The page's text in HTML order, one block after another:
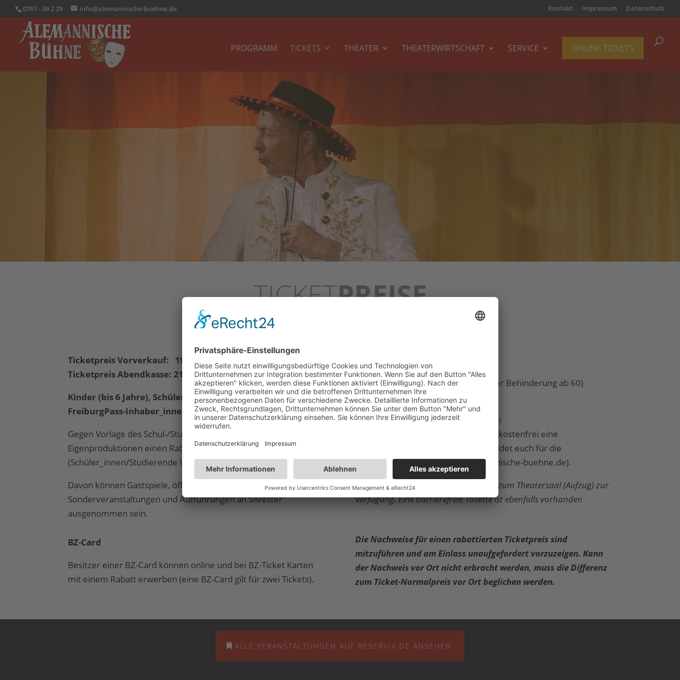
0761 - 39 2 29 info@alemannische-buehne.de Kontakt Impressum Datenschutz
PROGRAMM TICKETS THEATER THEATERWIRTSCHAFT SERVICE ONLINE TICKETS
TICKETPREISE
und Ermäßigungen
Ticketpreis Vorverkauf: 19,50 €
Ticketpreis Abendkasse: 21,00 €
Kinder (bis 6 Jahre), Schüler_innen, Studierende,
FreiburgPass-Inhaber_innen
Gegen Vorlage des Schul-/Studierendenausweises gibt es auf alle
Eigenproduktionen einen Rabatt auf den regulären Kartenpreis
(Schüler_innen/Studierende VVK: 13,50 € ).
Davon können Gastspiele, öffentliche Generalproben,
Sonderveranstaltungen und Aufführungen an Silvester
ausgenommen sein.
BZ-Card
Besitzer einer BZ-Card können online und bei BZ-Ticket Karten
mit einem Rabatt erwerben (eine BZ-Card gilt für zwei Tickets).
Menschen mit Behinderung*
Menschen mit Behinderung (Grad der Behinderung ab 60)
bezahlen im VVK 13,50 € pro Ticket.
Personen mit dem Merkzeichen B im
Schwerbehindertenausweis können kostenfrei eine
Begleitperson mitnehmen. Bitte meldet euch für die
Reservierung bei uns (info@alemannische-buehne.de).
*Euch steht ein barrierefreier Zugang zum Theatersaal (Aufzug) zur
Verfügung. Eine barrierefreie Toilette ist ebenfalls vorhanden
Die Nachweise für einen rabattierten Ticketpreis sind
mitzuführen und am Einlass unaufgefordert vorzuzeigen. Kann
der Nachweis vor Ort nicht erbracht werden, muss die Differenz
zum Ticket-Normalpreis vor Ort beglichen werden.
ALLE VERANSTALTUNGEN AUF RESERVIX.DE ANSEHEN